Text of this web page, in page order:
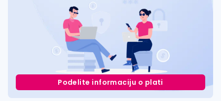
Podelite informaciju o plati